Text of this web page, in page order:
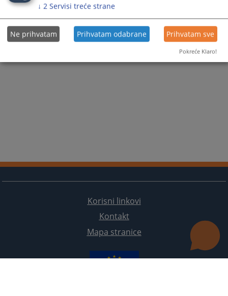
Korisni linkovi
Kontakt
Mapa stranice
↓ 2 Servisi treće strane
Ne prihvatam Prihvatam odabrane Prihvatam sve
Pokreće Klaro!